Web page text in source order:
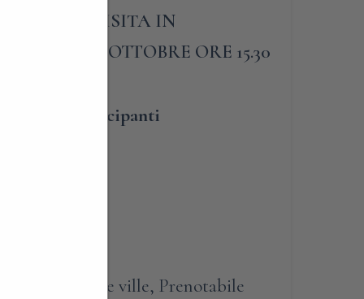
VISITA IN
12 OTTOBRE ORE 15.30
dei partecipanti
Passeggiate tra le ville, Prenotabile